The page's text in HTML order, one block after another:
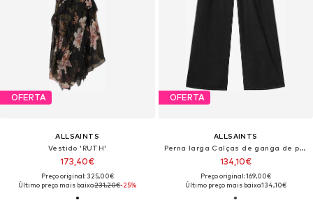
OFERTA
ALLSAINTS
Vestido 'RUTH'
173,40€
Preço original: 325,00€
Último preço mais baixo:231,20€-25%
OFERTA
ALLSAINTS
Perna larga Calças de ganga de pregas 'HAZE'
134,10€
Preço original: 169,00€
Último preço mais baixo:134,10€